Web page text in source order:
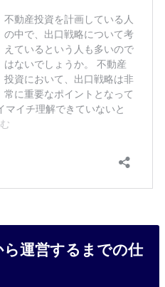
運営するまでの仕